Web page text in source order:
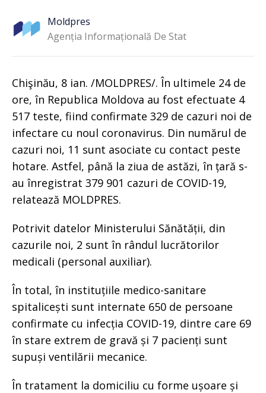
Moldpres
Agenția Informațională De Stat
Chişinău, 8 ian. /MOLDPRES/. În ultimele 24 de
ore, în Republica Moldova au fost efectuate 4
517 teste, fiind confirmate 329 de cazuri noi de
infectare cu noul coronavirus. Din numărul de
cazuri noi, 11 sunt asociate cu contact peste
hotare. Astfel, până la ziua de astăzi, în țară s-
au înregistrat 379 901 cazuri de COVID-19,
relatează MOLDPRES.
Potrivit datelor Ministerului Sănătății, din
cazurile noi, 2 sunt în rândul lucrătorilor
medicali (personal auxiliar).
În total, în instituțiile medico-sanitare
spitalicești sunt internate 650 de persoane
confirmate cu infecția COVID-19, dintre care 69
în stare extrem de gravă și 7 pacienți sunt
supuși ventilării mecanice.
În tratament la domiciliu cu forme ușoare și